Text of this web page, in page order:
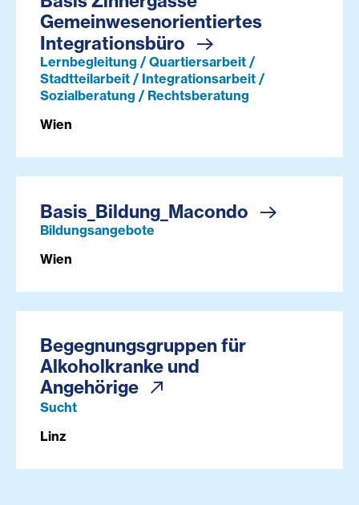
Gemeinwesenorientiertes
Integrationsbüro
Lernbegleitung / Quartiersarbeit /
Stadtteilarbeit / Integrationsarbeit /
Sozialberatung / Rechtsberatung
Wien
Basis_Bildung_Macondo
Bildungsangebote
Wien
Begegnungsgruppen für
Alkoholkranke und
Angehörige
Sucht
Linz